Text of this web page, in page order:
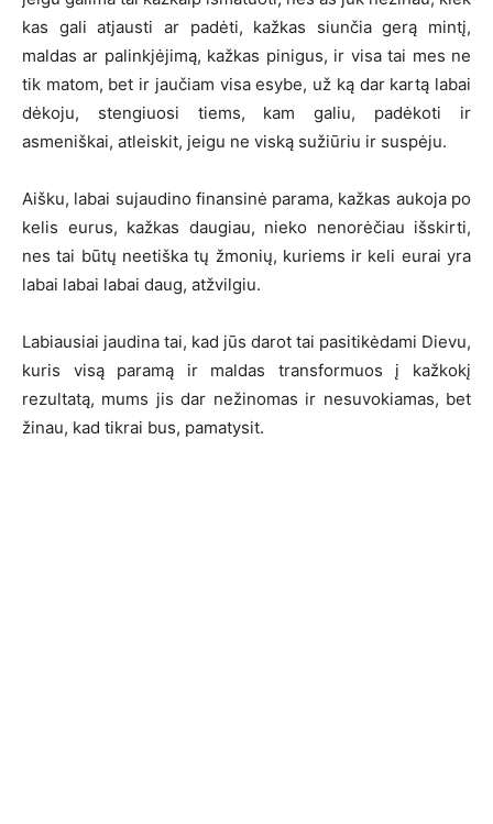
kas gali atjausti ar padėti, kažkas siunčia gerą mintį,
maldas ar palinkjėjimą, kažkas pinigus, ir visa tai mes ne
tik matom, bet ir jaučiam visa esybe, už ką dar kartą labai
dėkoju, stengiuosi tiems, kam galiu, padėkoti ir
asmeniškai, atleiskit, jeigu ne viską sužiūriu ir suspėju.
Aišku, labai sujaudino finansinė parama, kažkas aukoja po
kelis eurus, kažkas daugiau, nieko nenorėčiau išskirti,
nes tai būtų neetiška tų žmonių, kuriems ir keli eurai yra
labai labai labai daug, atžvilgiu.
Labiausiai jaudina tai, kad jūs darot tai pasitikėdami Dievu,
kuris visą paramą ir maldas transformuos į kažkokį
rezultatą, mums jis dar nežinomas ir nesuvokiamas, bet
žinau, kad tikrai bus, pamatysit.